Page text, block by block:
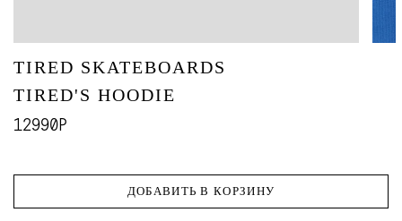
TIRED SKATEBOARDS
TIRED'S HOODIE
12990Р
ДОБАВИТЬ В КОРЗИНУ